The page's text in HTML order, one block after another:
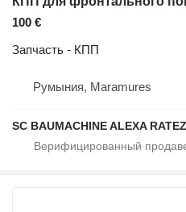
100 €
Запчасть - КПП
Румыния, Maramures
SC BAUMACHINE ALEXA